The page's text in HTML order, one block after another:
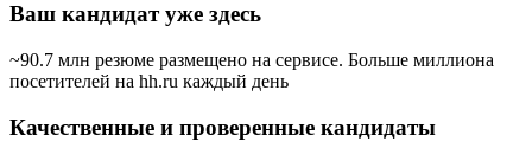
Ваш кандидат уже здесь
~90.7 млн резюме размещено на сервисе. Больше миллиона
посетителей на hh.ru каждый день
Качественные и проверенные кандидаты